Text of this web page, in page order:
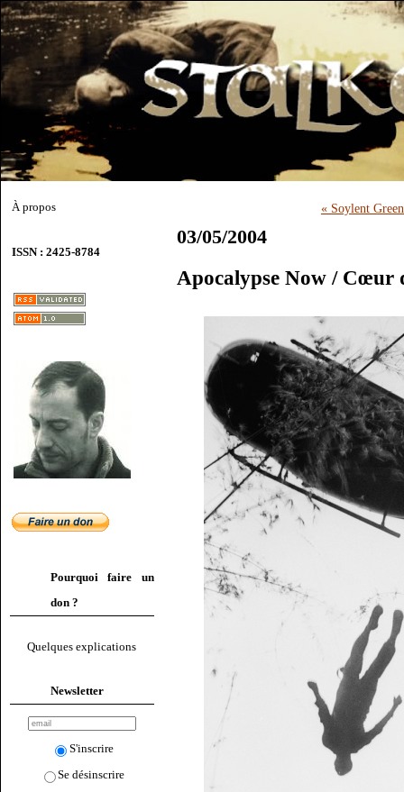
À propos
ISSN : 2425-8784
Pourquoi faire un
don ?
Quelques explications
Newsletter
S'inscrire
Se désinscrire
« Soylent
03/05/2004
Apocalypse Now / Cœur